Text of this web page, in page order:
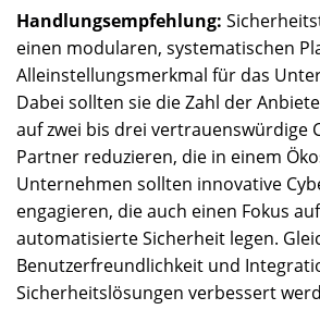
Handlungsempfehlung:
einen modularen, systematischen
Alleinstellungsmerkmal für das
Dabei sollten sie die Zahl der
auf zwei bis drei vertrauenswürdige
Partner reduzieren, die in einem
Unternehmen sollten innovative
engagieren, die auch einen Fokus
automatisierte Sicherheit legen.
Benutzerfreundlichkeit und
Sicherheitslösungen verbessert